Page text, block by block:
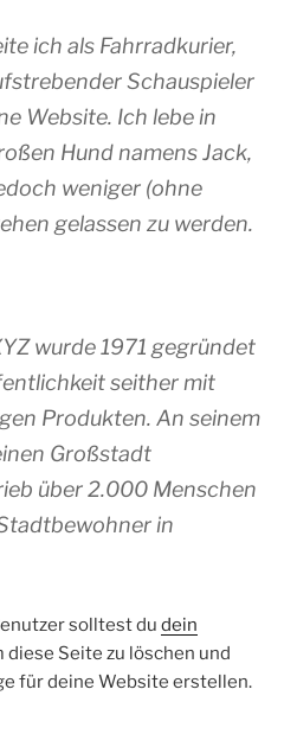
ich als Fahrradkurier,
Schauspieler
Website. Ich lebe in
Hund namens Jack,
weniger (ohne
gelassen zu werden.
wurde 1971 gegründet
seither mit
Produkten. An seinem
Großstadt
über 2.000 Menschen
in
solltest du dein
diese Seite zu löschen und
für deine Website erstellen.